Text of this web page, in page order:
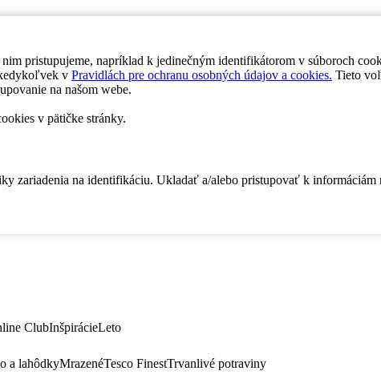
pristupujeme, napríklad k jedinečným identifikátorom v súboroch
v Pravidlách pre ochranu osobných údajov a cookies. Tieto
na našom webe.
v pätičke stránky.
zariadenia na identifikáciu. Ukladať a/alebo pristupovať k informáciám
ClubInšpirácieLeto
a lahôdkyMrazenéTesco FinestTrvanlivé potraviny